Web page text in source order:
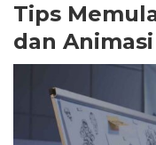
Tips
dan Animasi